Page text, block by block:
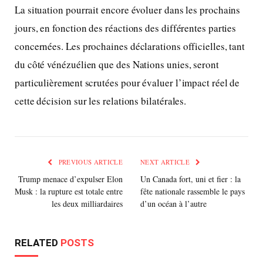
La situation pourrait encore évoluer dans les prochains
jours, en fonction des réactions des différentes parties
concernées. Les prochaines déclarations officielles, tant
du côté vénézuélien que des Nations unies, seront
particulièrement scrutées pour évaluer l’impact réel de
cette décision sur les relations bilatérales.
PREVIOUS ARTICLE
Trump menace d’expulser Elon
Musk : la rupture est totale entre
les deux milliardaires
NEXT ARTICLE
Un Canada fort, uni et fier : la
fête nationale rassemble le pays
d’un océan à l’autre
RELATED POSTS